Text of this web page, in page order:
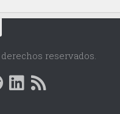
reservados.